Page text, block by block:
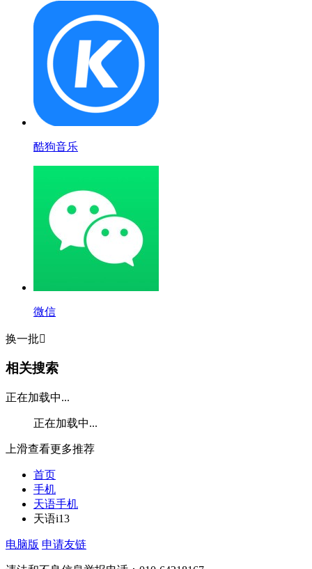
酷狗音乐
微信
换一批
相关搜索
正在加载中...
正在加载中...
上滑查看更多推荐
首页
手机
天语手机
天语i13
电脑版 申请友链